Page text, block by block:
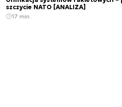
szczycie NATO [ANALIZA]
17 min.